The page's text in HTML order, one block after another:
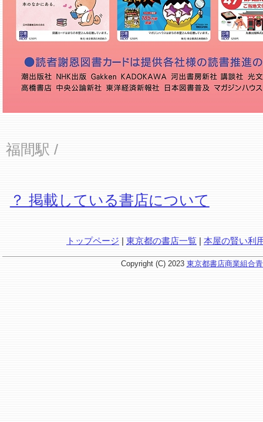
福間駅 /
？ 掲載している書店について
トップページ | 東京都の書店一覧 | 本屋の賢い利
Copyright (C) 2023 東京都書店商業組合